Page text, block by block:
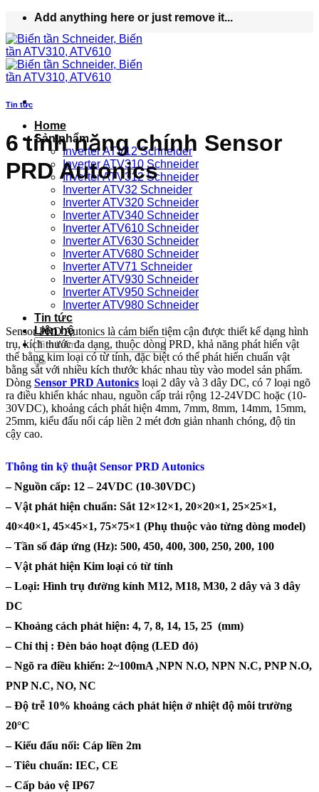
nội
dung
Add anything here or just remove it...
Home
Sản phẩm
Inverter ATV12 Schneider
Inverter ATV310 Schneider
Inverter ATV312 Schneider
Inverter ATV32 Schneider
Inverter ATV320 Schneider
Inverter ATV340 Schneider
Inverter ATV610 Schneider
Inverter ATV630 Schneider
Inverter ATV680 Schneider
Inverter ATV71 Schneider
Inverter ATV930 Schneider
Inverter ATV950 Schneider
Inverter ATV980 Schneider
Tin tức
Liên hệ
Tìm
kiếm:
Tin tức
6 tính năng chính Sensor
PRD Autonics
Sensor PRD Autonics là cảm biến tiệm cận được thiết kế dạng hình
trụ, kích thước đa dạng, thuộc dòng PRD, khả năng phát hiển vật
thể bằng kim loại có từ tính, đặc biệt có thể phát hiển chuẩn vật
bằng sắt với nhiều kích thước khác nhau tùy vào model sản phẩm.
Dòng Sensor PRD Autonics loại 2 dây và 3 dây DC, có 7 loại ngõ
ra điều khiển khác nhau, nguồn cấp trải rộng 12-24VDC hoặc (10-
30VDC), khoảng cách phát hiện 4mm, 7mm, 8mm, 14mm, 15mm,
25mm, kiểu đấu nối cáp liền 2 mét đơn giản nhanh chóng, độ tin
cậy cao.
Thông tin kỹ thuật Sensor PRD Autonics
– Nguồn cấp: 12 – 24VDC (10-30VDC)
– Vật phát hiện chuẩn: Sắt 12×12×1, 20×20×1, 25×25×1,
40×40×1, 45×45×1, 75×75×1 (Phụ thuộc vào từng dòng model)
– Tần số đáp ứng (Hz): 500, 450, 400, 300, 250, 200, 100
– Vật phát hiện Kim loại có từ tính
– Loại: Hình trụ đường kính M12, M18, M30, 2 dây và 3 dây
DC
– Khoảng cách phát hiện: 4, 7, 8, 14, 15, 25 (mm)
– Chỉ thị : Đèn báo hoạt động (LED đỏ)
– Ngõ ra điều khiển: 2~100mA ,NPN N.O, NPN N.C, PNP N.O,
PNP N.C, NO, NC
– Độ trễ 10% khoảng cách phát hiện ở nhiệt độ môi trường
20°C
– Kiểu đấu nối: Cáp liền 2m
– Tiêu chuẩn: IEC, CE
– Cấp bảo vệ IP67